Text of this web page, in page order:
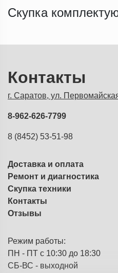
Скупка
Контакты
г. Саратов, ул.
8-962-626-7799
8 (8452) 53-51-98
Доставка и оплата
Ремонт и диагностика
Скупка техники
Контакты
Отзывы
Режим работы:
ПН - ПТ с 10:30 до 18:30
СБ-ВС - выходной